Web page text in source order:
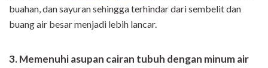
buahan, dan sayuran sehingga terhindar dari sembelit dan
buang air besar menjadi lebih lancar.
3. Memenuhi asupan cairan tubuh dengan minum air